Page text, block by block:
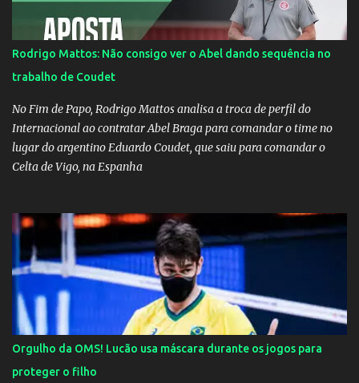
Rodrigo Mattos: Não consigo ver o Abel dando sequência no
trabalho de Coudet
No Fim de Papo, Rodrigo Mattos analisa a troca de perfil do
Internacional ao contratar Abel Braga para comandar o time no
lugar do argentino Eduardo Coudet, que saiu para comandar o
Celta de Vigo, na Espanha
Orgulho da OMS! Lucão usa máscara durante os jogos para
proteger o filho